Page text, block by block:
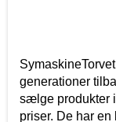
generationer
sælge produkter
priser. De har